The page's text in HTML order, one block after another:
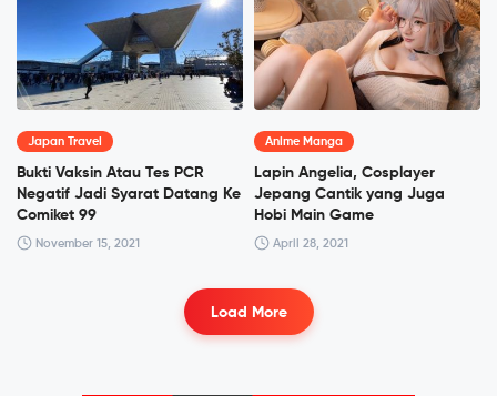
Japan Travel
Bukti Vaksin Atau Tes PCR
Negatif Jadi Syarat Datang Ke
Comiket 99
November 15, 2021
Anime Manga
Lapin Angelia, Cosplayer
Jepang Cantik yang Juga
Hobi Main Game
April 28, 2021
Load More